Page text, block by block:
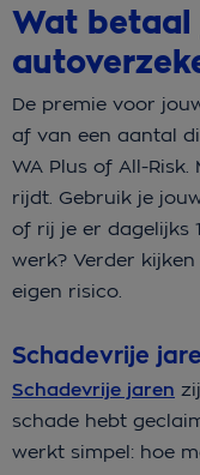
Wat betaal
De premie voor
af van een aantal
WA Plus of All-
rijdt. Gebruik je
of rij je er dagelijks
werk? Verder
eigen risico.
Schadevrije
Schadevrije jaren
schade hebt
werkt simpel: hoe